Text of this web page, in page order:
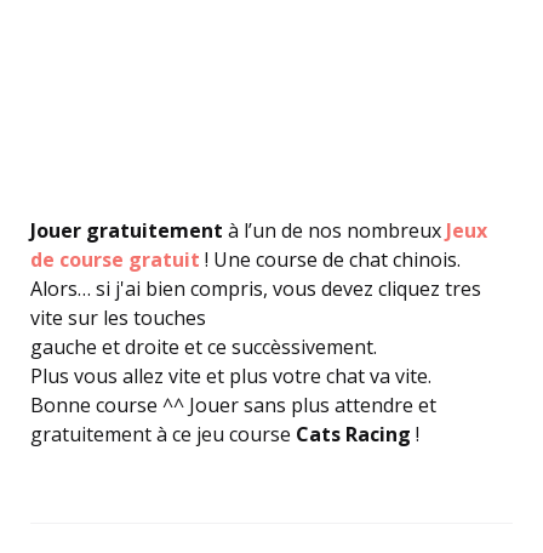
Jouer gratuitement à l’un de nos nombreux Jeux
de course gratuit ! Une course de chat chinois.
Alors… si j'ai bien compris, vous devez cliquez tres
vite sur les touches
gauche et droite et ce succèssivement.
Plus vous allez vite et plus votre chat va vite.
Bonne course ^^ Jouer sans plus attendre et
gratuitement à ce jeu course Cats Racing !